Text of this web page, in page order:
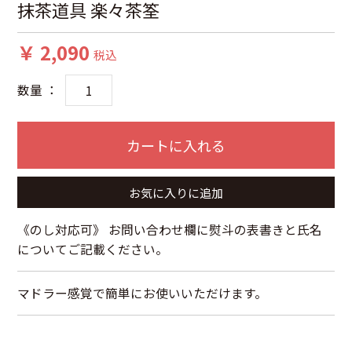
抹茶道具 楽々茶筌
￥ 2,090 税込
数量 ：
カートに入れる
お気に入りに追加
《のし対応可》 お問い合わせ欄に熨斗の表書きと氏名
についてご記載ください。
マドラー感覚で簡単にお使いいただけます。